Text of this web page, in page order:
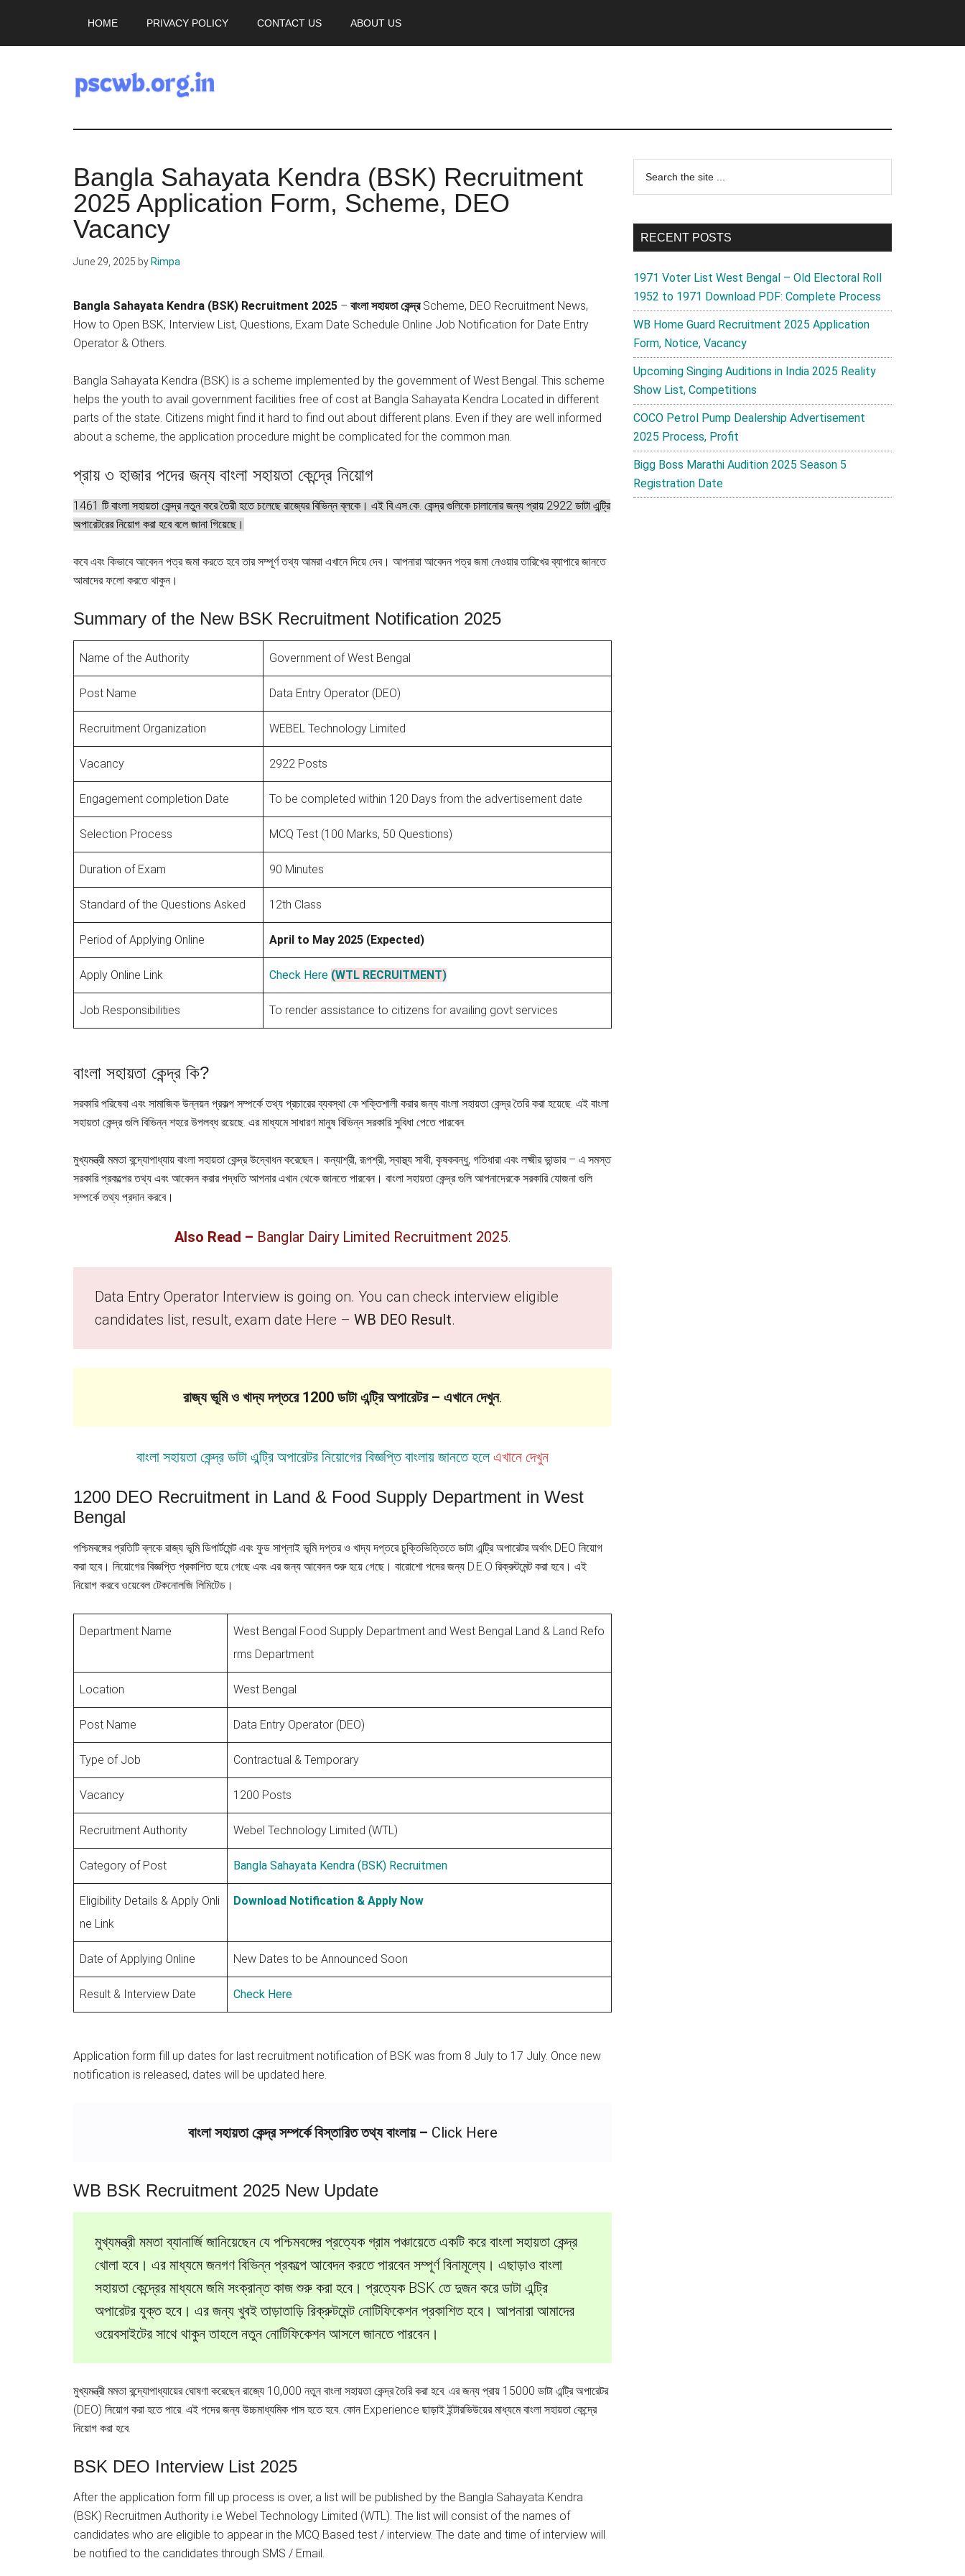
main
primary
HOME PRIVACY POLICY CONTACT US ABOUT US
pscwb.org.in
Latest
News,
Job
Updates
2025
Bangla Sahayata Kendra (BSK) Recruitment
2025 Application Form, Scheme, DEO
Vacancy
June 29, 2025 by Rimpa
Bangla Sahayata Kendra (BSK) Recruitment 2025 – বাংলা সহায়তা কেন্দ্রScheme, DEO Recruitment News,
How to Open BSK, Interview List, Questions, Exam Date Schedule Online Job Notification for Date Entry
Operator & Others.
Bangla Sahayata Kendra (BSK) is a scheme implemented by the government of West Bengal. This scheme
helps the youth to avail government facilities free of cost at Bangla Sahayata Kendra Located in different
parts of the state. Citizens might find it hard to find out about different plans. Even if they are well informed
about a scheme, the application procedure might be complicated for the common man.
প্রায় ৩ হাজার পদের জন্য বাংলা সহায়তা কেন্দ্রে নিয়োগ
1461 টি বাংলা সহায়তা কেন্দ্র নতুন করে তৈরী হতে চলেছে রাজ্যের বিভিন্ন ব্লকে। এই বি.এস.কে. কেন্দ্র গুলিকে চালানোর জন্য প্রায় 2922 ডাটা এন্ট্রি
অপারেটরের নিয়োগ করা হবে বলে জানা গিয়েছে।
কবে এবং কিভাবে আবেদন পত্র জমা করতে হবে তার সম্পূর্ণ তথ্য আমরা এখানে দিয়ে দেব। আপনারা আবেদন পত্র জমা নেওয়ার তারিখের ব্যাপারে জানতে
আমাদের ফলো করতে থাকুন।
Summary of the New BSK Recruitment Notification 2025
Name of the Authority Government of West Bengal
Post Name Data Entry Operator (DEO)
Recruitment Organization WEBEL Technology Limited
Vacancy 2922 Posts
Engagement completion Date To be completed within 120 Days from the advertisement date
Selection Process MCQ Test (100 Marks, 50 Questions)
Duration of Exam 90 Minutes
Standard of the Questions Asked 12th Class
Period of Applying Online April to May 2025 (Expected)
Apply Online Link Check Here (WTL RECRUITMENT)
Job Responsibilities To render assistance to citizens for availing govt services
বাংলা সহায়তা কেন্দ্র কি?
সরকারি পরিষেবা এবং সামাজিক উন্নয়ন প্রকল্প সম্পর্কে তথ্য প্রচারের ব্যবস্থা কে শক্তিশালী করার জন্য বাংলা সহায়তা কেন্দ্র তৈরি করা হয়েছে. এই বাংলা
সহায়তা কেন্দ্র গুলি বিভিন্ন শহরে উপলব্ধ রয়েছে. এর মাধ্যমে সাধারণ মানুষ বিভিন্ন সরকারি সুবিধা পেতে পারবেন.
মুখ্যমন্ত্রী মমতা বন্দ্যোপাধ্যায় বাংলা সহায়তা কেন্দ্র উদ্বোধন করেছেন। কন্যাশ্রী, রূপশ্রী, স্বাস্থ্য সাথী, কৃষকবন্ধু, গতিধারা এবং লক্ষ্মীর ভান্ডার – এ সমস্ত
সরকারি প্রকল্পের তথ্য এবং আবেদন করার পদ্ধতি আপনার এখান থেকে জানতে পারবেন। বাংলা সহায়তা কেন্দ্র গুলি আপনাদেরকে সরকারি যোজনা গুলি
সম্পর্কে তথ্য প্রদান করবে।
Also Read – Banglar Dairy Limited Recruitment 2025.
Data Entry Operator Interview is going on. You can check interview eligible
candidates list, result, exam date Here – WB DEO Result.
রাজ্য ভূমি ও খাদ্য দপ্তরে 1200 ডাটা এন্ট্রি অপারেটর – এখানে দেখুন.
বাংলা সহায়তা কেন্দ্র ডাটা এন্ট্রি অপারেটর নিয়োগের বিজ্ঞপ্তি বাংলায় জানতে হলেএখানে দেখুন
1200 DEO Recruitment in Land & Food Supply Department in West
Bengal
পশ্চিমবঙ্গের প্রতিটি ব্লকে রাজ্য ভূমি ডিপার্টমেন্ট এবং ফুড সাপ্লাই ভূমি দপ্তর ও খাদ্য দপ্তরে চুক্তিভিত্তিতে ডাটা এন্ট্রি অপারেটর অর্থাৎ DEO নিয়োগ
করা হবে। নিয়োগের বিজ্ঞপ্তি প্রকাশিত হয়ে গেছে এবং এর জন্য আবেদন শুরু হয়ে গেছে। বারোশো পদের জন্য D.E.O রিক্রুটমেন্ট করা হবে। এই
নিয়োগ করবে ওয়েবেল টেকনোলজি লিমিটেড।
Department Name
West Bengal Food Supply Department and West Bengal Land & Land Refo
rms Department
Location West Bengal
Post Name Data Entry Operator (DEO)
Type of Job Contractual & Temporary
Vacancy 1200 Posts
Recruitment Authority Webel Technology Limited (WTL)
Category of Post Bangla Sahayata Kendra (BSK) Recruitmen
Eligibility Details & Apply Onli
ne Link
Download Notification & Apply Now
Date of Applying Online New Dates to be Announced Soon
Result & Interview Date Check Here
Application form fill up dates for last recruitment notification of BSK was from 8 July to 17 July. Once new
notification is released, dates will be updated here.
বাংলা সহায়তা কেন্দ্র সম্পর্কে বিস্তারিত তথ্য বাংলায় – Click Here
WB BSK Recruitment 2025 New Update
মুখ্যমন্ত্রী মমতা ব্যানার্জি জানিয়েছেন যে পশ্চিমবঙ্গের প্রত্যেক গ্রাম পঞ্চায়েতে একটি করে বাংলা সহায়তা কেন্দ্র
খোলা হবে। এর মাধ্যমে জনগণ বিভিন্ন প্রকল্পে আবেদন করতে পারবেন সম্পূর্ণ বিনামূল্যে। এছাড়াও বাংলা
সহায়তা কেন্দ্রের মাধ্যমে জমি সংক্রান্ত কাজ শুরু করা হবে। প্রত্যেক BSK তে দুজন করে ডাটা এন্ট্রি
অপারেটর যুক্ত হবে। এর জন্য খুবই তাড়াতাড়ি রিক্রুটমেন্ট নোটিফিকেশন প্রকাশিত হবে। আপনারা আমাদের
ওয়েবসাইটের সাথে থাকুন তাহলে নতুন নোটিফিকেশন আসলে জানতে পারবেন।
মুখ্যমন্ত্রী মমতা বন্দ্যোপাধ্যায়ের ঘোষণা করেছেন রাজ্যে 10,000 নতুন বাংলা সহায়তা কেন্দ্র তৈরি করা হবে. এর জন্য প্রায় 15000 ডাটা এন্ট্রি অপারেটর
(DEO) নিয়োগ করা হতে পারে. এই পদের জন্য উচ্চমাধ্যমিক পাস হতে হবে. কোন Experience ছাড়াই ইন্টারভিউয়ের মাধ্যমে বাংলা সহায়তা কেন্দ্রে
নিয়োগ করা হবে.
BSK DEO Interview List 2025
After the application form fill up process is over, a list will be published by the Bangla Sahayata Kendra
(BSK) Recruitmen Authority i.e Webel Technology Limited (WTL). The list will consist of the names of
candidates who are eligible to appear in the MCQ Based test / interview. The date and time of interview will
be notified to the candidates through SMS / Email.
Primary
Sidebar
...
RECENT POSTS
1971 Voter List West Bengal – Old Electoral Roll
1952 to 1971 Download PDF: Complete Process
WB Home Guard Recruitment 2025 Application
Form, Notice, Vacancy
Upcoming Singing Auditions in India 2025 Reality
Show List, Competitions
COCO Petrol Pump Dealership Advertisement
2025 Process, Profit
Bigg Boss Marathi Audition 2025 Season 5
Registration Date